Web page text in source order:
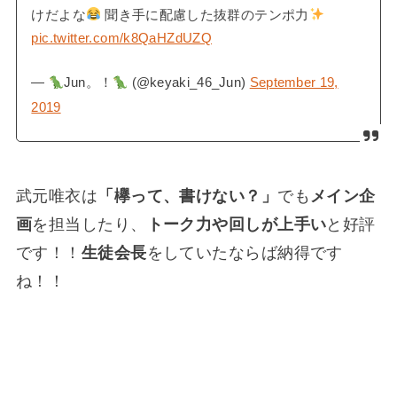
けだよな
聞き手に配慮した抜群のテンポ力
pic.twitter.com/k8QaHZdUZQ
— Jun。！ (@keyaki_46_Jun) September 19,
2019
武元唯衣は 「欅って、書けない？」 でも メイン企
画を担当したり、 トーク力や回しが上手いと好評
です！！ 生徒会長をしていたならば納得です
ね！！